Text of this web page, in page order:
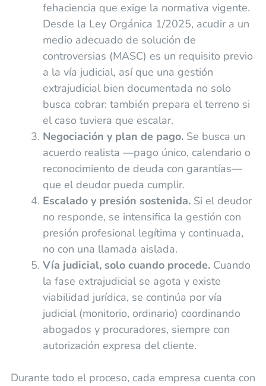
fehaciencia que exige la normativa vigente.
Desde la Ley Orgánica 1/2025, acudir a un
medio adecuado de solución de
controversias (MASC) es un requisito previo
a la vía judicial, así que una gestión
extrajudicial bien documentada no solo
busca cobrar: también prepara el terreno si
el caso tuviera que escalar.
Negociación y plan de pago.Se busca un
acuerdo realista —pago único, calendario o
reconocimiento de deuda con garantías—
que el deudor pueda cumplir.
Escalado y presión sostenida.Si el deudor
no responde, se intensifica la gestión con
presión profesional legítima y continuada,
no con una llamada aislada.
Vía judicial, solo cuando procede.Cuando
la fase extrajudicial se agota y existe
viabilidad jurídica, se continúa por vía
judicial (monitorio, ordinario) coordinando
abogados y procuradores, siempre con
autorización expresa del cliente.
Durante todo el proceso, cada empresa cuenta con